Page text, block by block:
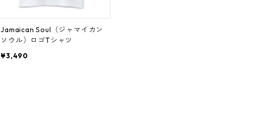
Jamaican Soul（ジャマイカン
ソウル）ロゴTシャツ
¥3,490